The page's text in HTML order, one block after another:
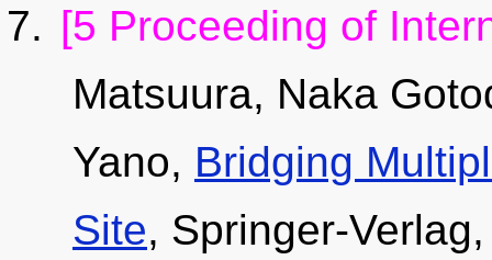
[5 Proceeding of
Matsuura, Naka
Yano, Bridging
Site, Springer-